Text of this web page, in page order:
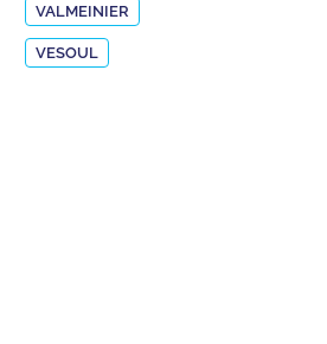
VALMEINIER
VESOUL